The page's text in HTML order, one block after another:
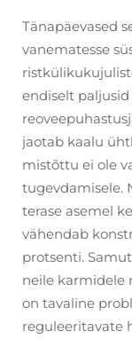
Tänapäevased
vanematesse
endiselt
jaotab kaalu
mistõttu ei ole
tugevdamisele.
terase asemel
vähendab
protsenti.
neile karmidele
on tavaline
reguleeritavate